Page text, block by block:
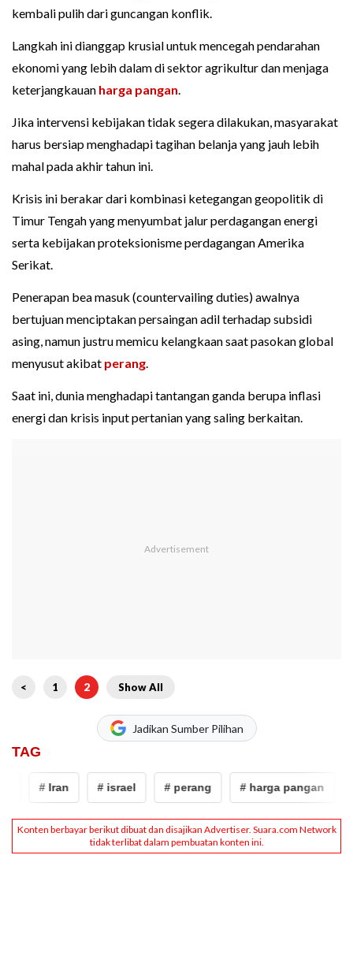
kembali pulih dari guncangan konflik.
Langkah ini dianggap krusial untuk mencegah pendarahan
ekonomi yang lebih dalam di sektor agrikultur dan menjaga
keterjangkauan harga pangan.
Jika intervensi kebijakan tidak segera dilakukan, masyarakat
harus bersiap menghadapi tagihan belanja yang jauh lebih
mahal pada akhir tahun ini.
Krisis ini berakar dari kombinasi ketegangan geopolitik di
Timur Tengah yang menyumbat jalur perdagangan energi
serta kebijakan proteksionisme perdagangan Amerika
Serikat.
Penerapan bea masuk (countervailing duties) awalnya
bertujuan menciptakan persaingan adil terhadap subsidi
asing, namun justru memicu kelangkaan saat pasokan global
menyusut akibat perang.
Saat ini, dunia menghadapi tantangan ganda berupa inflasi
energi dan krisis input pertanian yang saling berkaitan.
< 1 2 Show All
Jadikan Sumber Pilihan
TAG
# Iran # israel # perang # harga pangan